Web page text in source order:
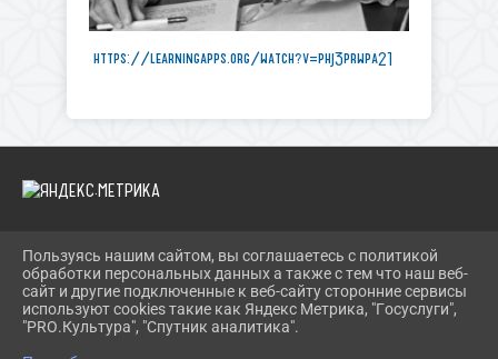
https://learningapps.org/watch?v=phj3prwpa21
2026 Г. BIBLIOYAIVA.RU
ВХОД
КАРТА САЙТА
ПОЛИТИКА ОБРАБОТКИ ПЕРСОНАЛЬНЫХ ДАННЫХ
Пользуясь нашим сайтом, вы соглашаетесь с политикой
обработки персональных данных а также с тем что наш веб-
сайт и другие подключенные к веб-сайту сторонние сервисы
используют cookies такие как Яндекс Метрика, "Госуслуги",
"PRO.Культура", "Спутник аналитика".